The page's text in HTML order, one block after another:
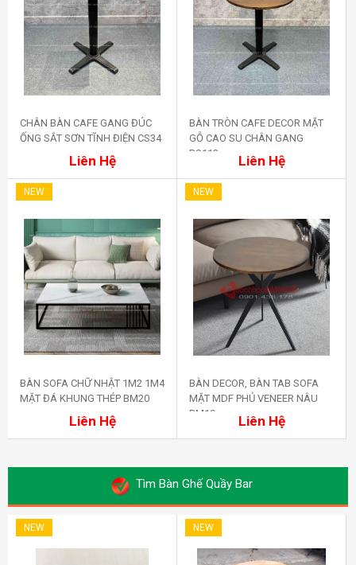
Mua ngay
CHÂN BÀN CAFE GANG ĐÚC
ỐNG SẮT SƠN TĨNH ĐIỆN CS34
Liên Hệ
Mua ngay
BÀN TRÒN CAFE DECOR MẶT
GỖ CAO SU CHÂN GANG
BS113
Liên Hệ
NEW
Mua ngay
BÀN SOFA CHỮ NHẬT 1M2 1M4
MẶT ĐÁ KHUNG THÉP BM20
Liên Hệ
NEW
Mua ngay
BÀN DECOR, BÀN TAB SOFA
MẶT MDF PHỦ VENEER NÂU
BM19
Liên Hệ
Tìm Bàn Ghế Quầy Bar
NEW NEW